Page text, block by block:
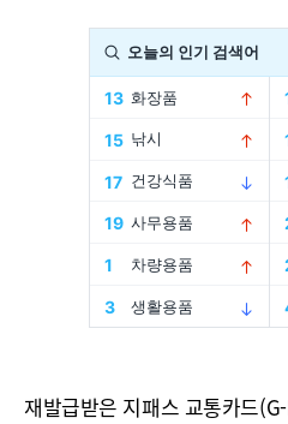
재발급받은 지패스 교통카드